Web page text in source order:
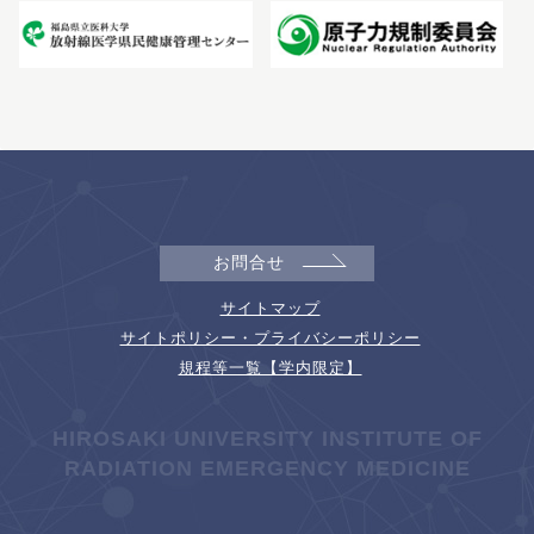
お問合せ
サイトマップ
サイトポリシー・プライバシーポリシー
規程等一覧【学内限定】
HIROSAKI UNIVERSITY INSTITUTE OF
RADIATION EMERGENCY MEDICINE